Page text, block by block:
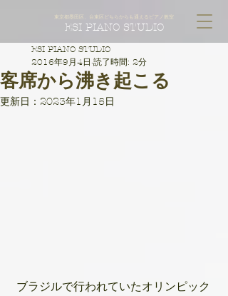
東京都墨田区、台東区どちらからも通えるピアノ教室
ESI PIANO STUDIO
客席から沸き起こる
ESI PIANO STUDIO
2016年9月4日 読了時間: 2分
更新日： 2023年1月15日